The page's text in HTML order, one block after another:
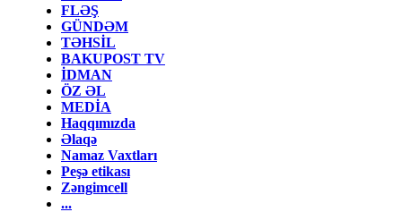
FLƏŞ
GÜNDƏM
TƏHSİL
BAKUPOST TV
İDMAN
ÖZ ƏL
MEDİA
Haqqımızda
Əlaqə
Namaz Vaxtları
Peşə etikası
Zəngimcell
...